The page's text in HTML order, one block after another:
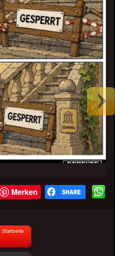
Merken
Startseite